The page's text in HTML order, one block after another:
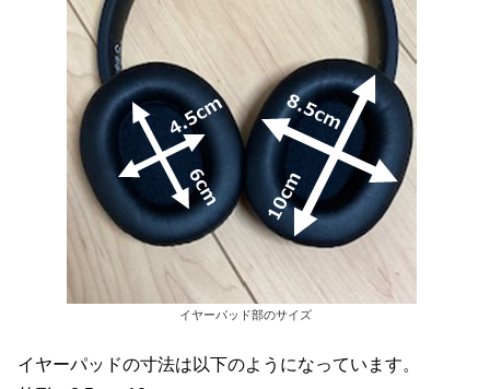
イヤーパッド部のサイズ
イヤーパッドの寸法は以下のようになっています。